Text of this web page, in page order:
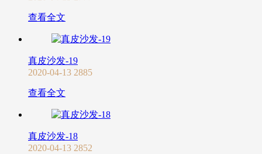
查看全文
真皮沙发-19
2020-04-13 2885
查看全文
真皮沙发-18
2020-04-13 2852